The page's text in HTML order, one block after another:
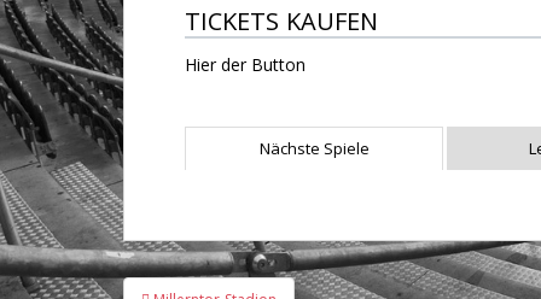
TICKETS KAUFEN
Hier der Button
Nächste Spiele
Beitragsnavigation